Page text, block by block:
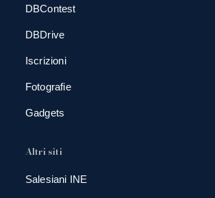
DBContest
DBDrive
Iscrizioni
Fotografie
Gadgets
Altri siti
Salesiani INE